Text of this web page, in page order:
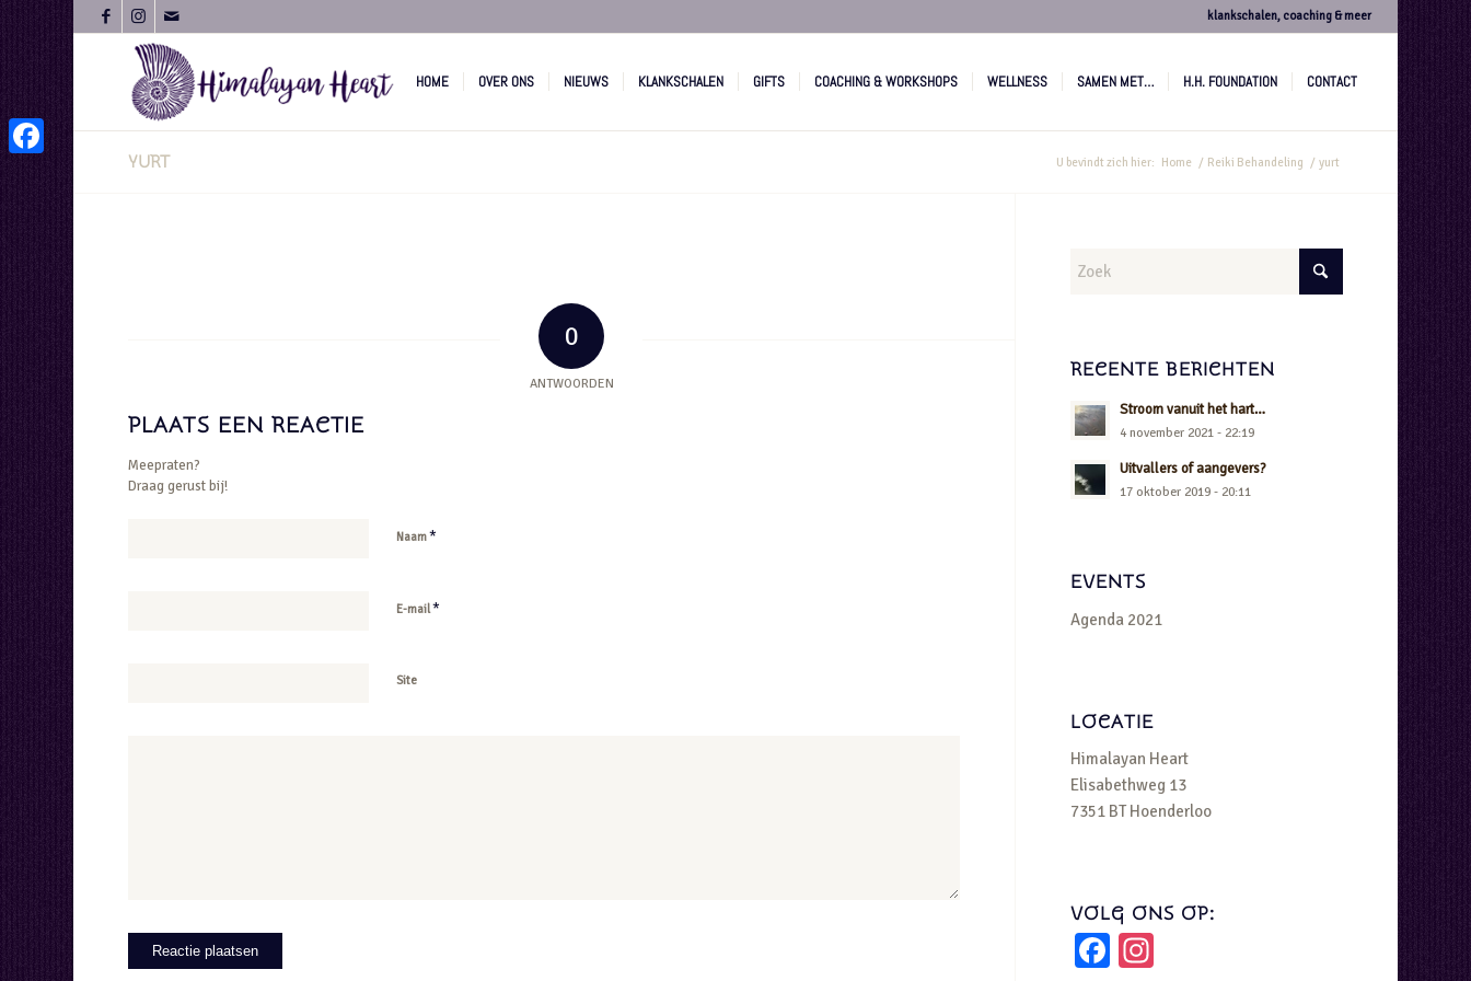
klankschalen, coaching & meer
HOME OVER ONS NIEUWS KLANKSCHALEN GIFTS COACHING & WORKSHOPS WELLNESS SAMEN MET… H.H. FOUNDATION CONTACT
YURT U bevindt zich hier: Home / Reiki Behandeling / yurt
0
ANTWOORDEN
PLAATS EEN REACTIE
Meepraten?
Draag gerust bij!
Naam*
E-mail*
Site
RECENTE BERICHTEN
Stroom vanuit het hart…
4 november 2021 - 22:19
Uitvallers of aangevers?
17 oktober 2019 - 20:11
EVENTS
Agenda 2021
LOCATIE
Himalayan Heart
Elisabethweg 13
7351 BT Hoenderloo
VOLG ONS OP:
Facebook